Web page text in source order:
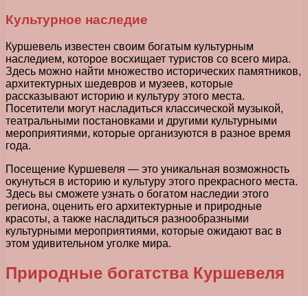
Культурное наследие
Куршевель известен своим богатым культурным
наследием, которое восхищает туристов со всего мира.
Здесь можно найти множество исторических памятников,
архитектурных шедевров и музеев, которые
рассказывают историю и культуру этого места.
Посетители могут насладиться классической музыкой,
театральными постановками и другими культурными
мероприятиями, которые организуются в разное время
года.
Посещение Куршевеля — это уникальная возможность
окунуться в историю и культуру этого прекрасного места.
Здесь вы сможете узнать о богатом наследии этого
региона, оценить его архитектурные и природные
красоты, а также насладиться разнообразными
культурными мероприятиями, которые ожидают вас в
этом удивительном уголке мира.
Природные богатства Куршевеля